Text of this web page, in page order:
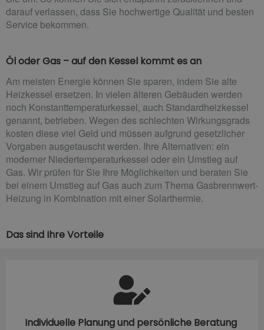
darauf verlassen, dass Sie hochwertige Qualität und besten
Service bekommen.
Öl oder Gas – auf den Kessel kommt es an
Am meisten Energie können Sie sparen, indem Sie alte
Heizkessel ersetzen. In vielen älteren Gebäuden werden
noch Konstanttemperaturkessel, auch Standardheizkessel
genannt, betrieben. Wegen des schlechten Wirkungsgrads
kosten diese viel Geld und müssen aufgrund gesetzlicher
Vorgaben ausgetauscht werden. Ihre Alternativen: ein
moderner Niedertemperaturkessel oder ein Umstieg auf
Gas. Wir prüfen für Sie Ihre Möglichkeiten und beraten Sie
bei einem Umstieg auf Gas auch zum Thema Gasbrennwert-
Heizung in Kombination mit einer Solarthermie.
Das sind Ihre Vorteile
Individuelle Planung und persönliche Beratung